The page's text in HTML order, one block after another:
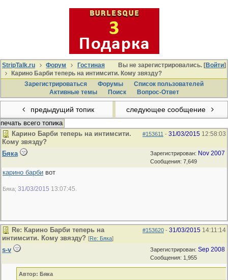
Вы не зарегистрировались. [Войти]
StripTalk.ru Форум
Гостиная
Карино Барби теперь на интимсити. Кому звязду?
Зарегистрироваться
Форумы
Список пользователей
Активные темы
Поиcк Вопрос-Ответ
предыдущий топик следующее сообщение
печать всего топика
#153611 - 31/03/2015 12:58:03
Карино Барби теперь на интимсити.
Кому звязду?
Зарегистрирован: Nov 2007
Сообщения: 7,649
Бяка
карино барби вот
Бяка; 31/03/2015 13:07:45
#153620 - 31/03/2015 14:11:14
Re: Карино Барби теперь на
интимсити. Кому звязду? [Re: Бяка]
Зарегистрирован: Sep 2008
Сообщения: 1,955
s-v
Автор: Бяка